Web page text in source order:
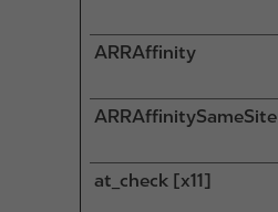
ARRAffinity
ARRAffinitySameSite
at_check [x11]